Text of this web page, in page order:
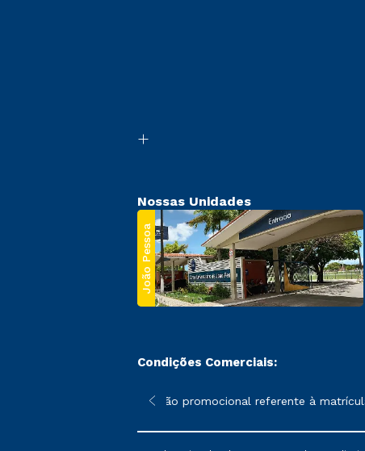
Nossas Unidades
João Pessoa
Condições Comerciais:
sofrer alterações nos períodos de rematrícula
*A condição promocional referente à